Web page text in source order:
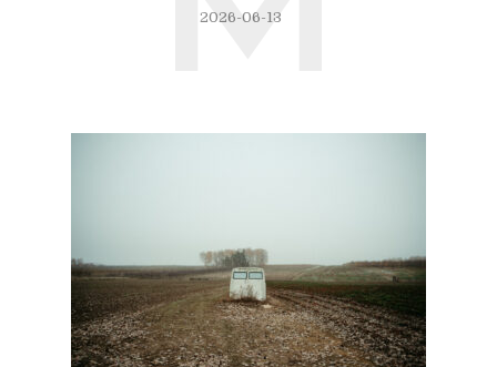
2026-06-13